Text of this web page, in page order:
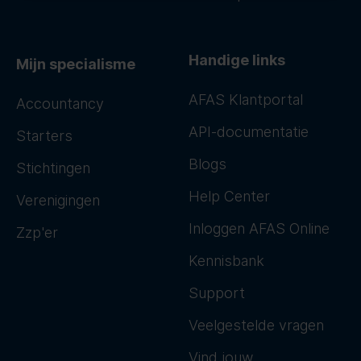
Mijn specialisme
Accountancy
Starters
Stichtingen
Verenigingen
Zzp'er
Handige links
AFAS Klantportal
API-documentatie
Blogs
Help Center
Inloggen AFAS Online
Kennisbank
Support
Veelgestelde vragen
Vind jouw